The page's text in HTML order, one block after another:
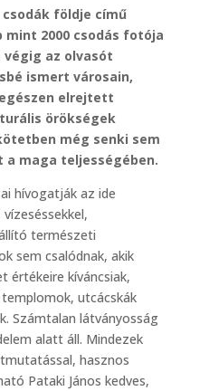
csodák földje című
2000 csodás fotója
az olvasót
ismert városain,
elrejtett
örökségek
még senki sem
maga teljességében.
hívogatják az ide
természeti
sem csalódnak, akik
értékeire kíváncsiak,
utcácskák
Számtalan látványosság
alatt áll. Mindezek
hasznos
Pataki János kedves,